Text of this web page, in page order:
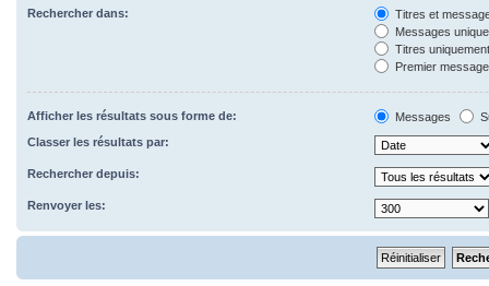
Rechercher dans:
Titres et
Messages
Titres
Premier
Afficher les résultats sous forme de: Messages
Classer les résultats par:
Rechercher depuis:
Renvoyer les: